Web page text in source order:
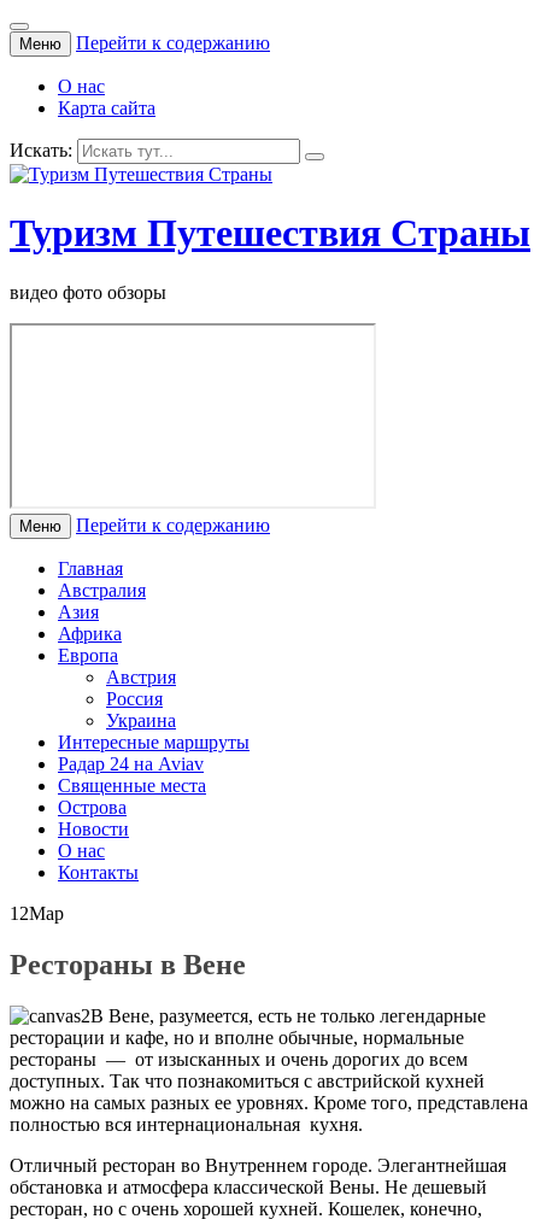
Меню Перейти к содержанию
О нас
Карта сайта
Искать:
Туризм Путешествия Страны
видео фото обзоры
Меню Перейти к содержанию
Главная
Австралия
Азия
Африка
Европа
Австрия
Россия
Украина
Интересные маршруты
Радар 24 на Aviav
Священные места
Острова
Новости
О нас
Контакты
12Мар
Рестораны в Вене
В Вене, разумеется, есть не только легендарные
ресторации и кафе, но и вполне обычные, нормальные
рестораны — от изысканных и очень дорогих до всем
доступных. Так что познакомиться с австрийской кухней
можно на самых разных ее уровнях. Кроме того, представлена
полностью вся интернациональная кухня.
Отличный ресторан во Внутреннем городе. Элегантнейшая
обстановка и атмосфера классической Вены. Не дешевый
ресторан, но с очень хорошей кухней. Кошелек, конечно,